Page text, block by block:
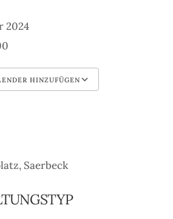
2024
HINZUFÜGEN
Saerbeck